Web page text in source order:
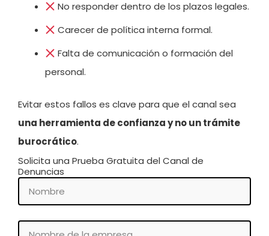
No responder dentro de los plazos legales.
Carecer de política interna formal.
Falta de comunicación o formación del
personal.
Evitar estos fallos es clave para que el canal sea
una herramienta de confianza y no un trámite
burocrático.
Solicita una Prueba Gratuita del Canal de
Denuncias
Nombre
Nombre